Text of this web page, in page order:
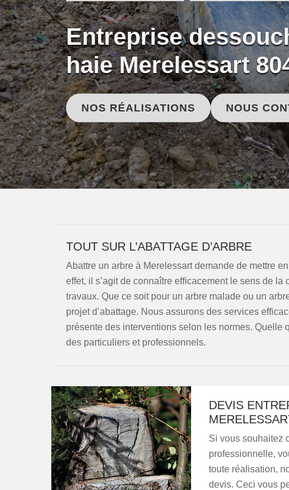
Entreprise
haie Merelessart
NOS RÉALISATIONS NOUS
TOUT SUR L’ABATTAGE D’ARBRE
Abattre un arbre à Merelessart demande de mettre
effet, il s’agit de connaître efficacement le sens de
travaux. Que ce soit pour un arbre malade ou un
projet d’abattage. Nous assurons des services
présente des interventions selon les normes. Quelle
des particuliers et professionnels.
DEVIS
Si vous souhaitez
professionnelle,
toute réalisation,
devis. Ceci vous